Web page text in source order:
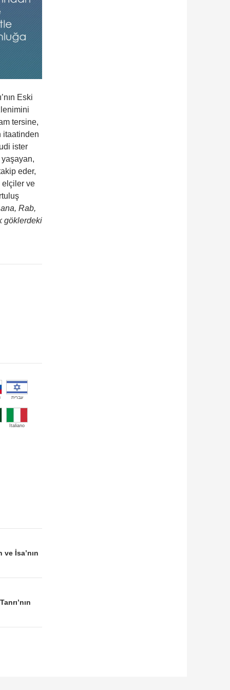
Eski
tersine,
itaatinden
ister
yaşayan,
eder,
elçiler ve
Rab,
göklerdeki
עברית
Italiano
ve İsa’nın